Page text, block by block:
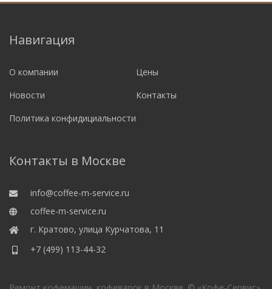
Навигация
О компании
Цены
Новости
Контакты
Политика конфидициальности
Контакты в Москве
info@coffee-m-service.ru
coffee-m-service.ru
г. Кратово, улица Курчатова, 11
+7 (499) 113-44-32